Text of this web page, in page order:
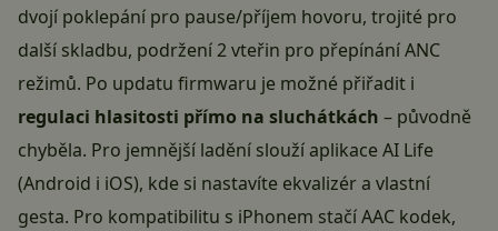
dvojí poklepání pro pause/příjem hovoru, trojité pro
další skladbu, podržení 2 vteřin pro přepínání ANC
režimů. Po updatu firmwaru je možné přiřadit i
regulaci hlasitosti přímo na sluchátkách – původně
chyběla. Pro jemnější ladění slouží aplikace AI Life
(Android i iOS), kde si nastavíte ekvalizér a vlastní
gesta. Pro kompatibilitu s iPhonem stačí AAC kodek,